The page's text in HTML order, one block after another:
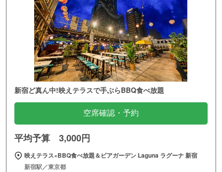
新宿ど真ん中!映えテラスで手ぶらBBQ食べ放題
空席確認・予約
平均予算 3,000円
映えテラス×BBQ食べ放題＆ビアガーデン Laguna ラグーナ 新宿
新宿駅／東京都